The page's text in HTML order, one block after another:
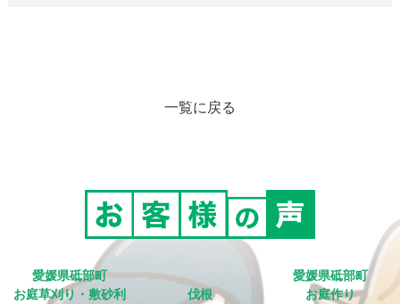
一覧に戻る
愛媛県砥部町
お庭草刈り・敷砂利
伐根
愛媛県砥部町
お庭作り